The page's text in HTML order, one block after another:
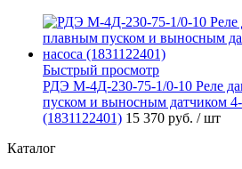
Быстрый просмотр
РДЭ М-4Д-230-75-1/0-10 Реле
пуском и выносным датчиком
(1831122401) 15 370 руб. / шт
Каталог